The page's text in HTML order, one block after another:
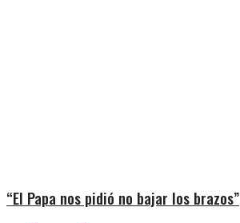
“El Papa nos pidió no bajar los brazos”